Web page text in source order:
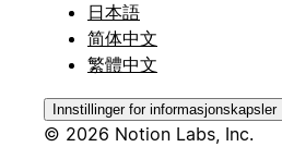
日本語
简体中文
繁體中文
Innstillinger for informasjonskapsler
© 2026 Notion Labs, Inc.